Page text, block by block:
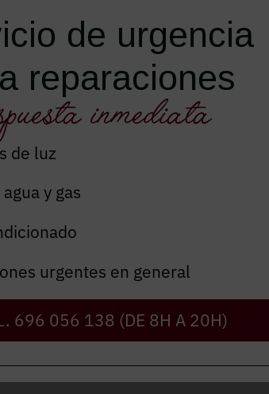
Autorizo el envío de
del
de urgencia
reparaciones
inmediata
de luz
y gas
urgentes en general
696 056 138 (DE 8H A 20H)